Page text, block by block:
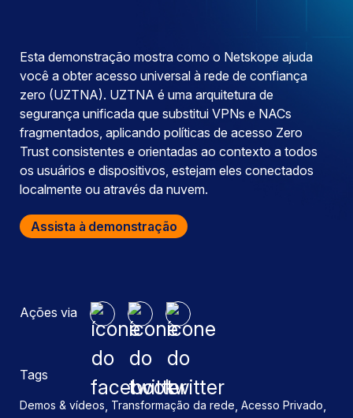
Esta demonstração mostra como o Netskope ajuda
você a obter acesso universal à rede de confiança
zero (UZTNA). UZTNA é uma arquitetura de
segurança unificada que substitui VPNs e NACs
fragmentados, aplicando políticas de acesso Zero
Trust consistentes e orientadas ao contexto a todos
os usuários e dispositivos, estejam eles conectados
localmente ou através da nuvem.
Assista à demonstração
Ações via
Tags
Demos & vídeos, Transformação da rede, Acesso Privado,